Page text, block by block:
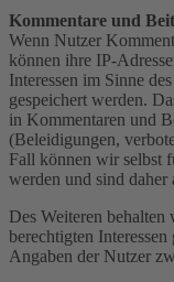
Kommentare und
Wenn Nutzer
können ihre IP-
Interessen im Sinne
gespeichert werden.
in Kommentaren und
(Beleidigungen,
Fall können wir selbst
werden und sind daher
Des Weiteren
berechtigten
Angaben der Nutzer